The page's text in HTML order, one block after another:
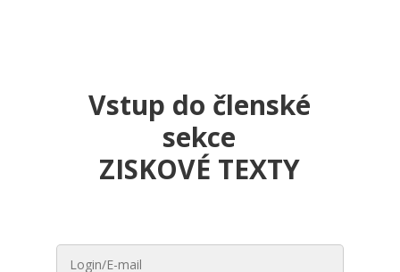
Vstup do členské
sekce
ZISKOVÉ TEXTY